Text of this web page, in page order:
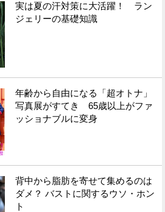
実は夏の汗対策に大活躍！ ラン
ジェリーの基礎知識
年齢から自由になる「超オトナ」
写真展がすてき 65歳以上がファ
ッショナブルに変身
背中から脂肪を寄せて集めるのは
ダメ？ バストに関するウソ・ホン
ト